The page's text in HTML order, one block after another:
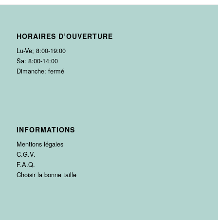
HORAIRES D’OUVERTURE
Lu-Ve; 8:00-19:00
Sa: 8:00-14:00
Dimanche: fermé
INFORMATIONS
Mentions légales
C.G.V.
F.A.Q.
Choisir la bonne taille